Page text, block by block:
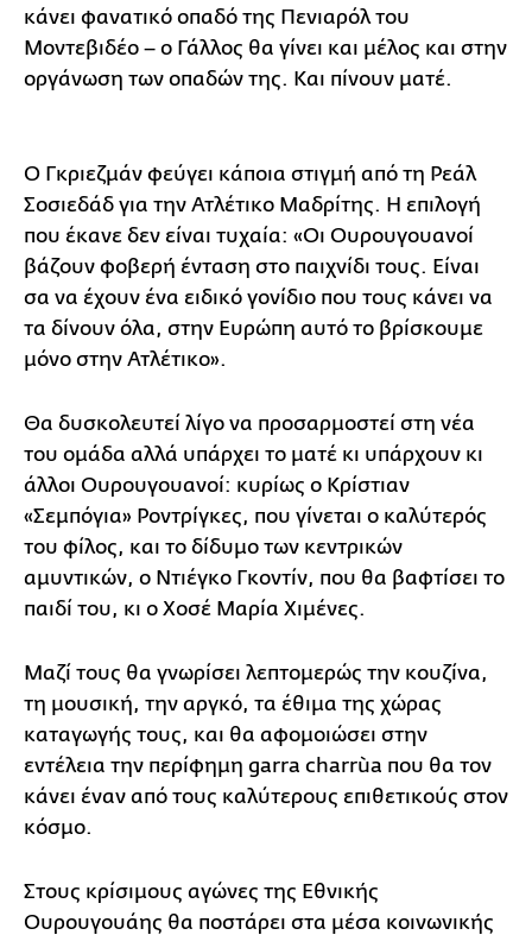
κάνει φανατικό οπαδό της Πενιαρόλ του
Μοντεβιδέο – ο Γάλλος θα γίνει και μέλος και στην
οργάνωση των οπαδών της. Και πίνουν ματέ.
Ο Γκριεζμάν φεύγει κάποια στιγμή από τη Ρεάλ
Σοσιεδάδ για την Ατλέτικο Μαδρίτης. Η επιλογή
που έκανε δεν είναι τυχαία: «Οι Ουρουγουανοί
βάζουν φοβερή ένταση στο παιχνίδι τους. Είναι
σα να έχουν ένα ειδικό γονίδιο που τους κάνει να
τα δίνουν όλα, στην Ευρώπη αυτό το βρίσκουμε
μόνο στην Ατλέτικο».
Θα δυσκολευτεί λίγο να προσαρμοστεί στη νέα
του ομάδα αλλά υπάρχει το ματέ κι υπάρχουν κι
άλλοι Ουρουγουανοί: κυρίως ο Κρίστιαν
«Σεμπόγια» Ροντρίγκες, που γίνεται ο καλύτερός
του φίλος, και το δίδυμο των κεντρικών
αμυντικών, ο Ντιέγκο Γκοντίν, που θα βαφτίσει το
παιδί του, κι ο Χοσέ Μαρία Χιμένες.
Μαζί τους θα γνωρίσει λεπτομερώς την κουζίνα,
τη μουσική, την αργκό, τα έθιμα της χώρας
καταγωγής τους, και θα αφομοιώσει στην
εντέλεια την περίφημη garra charrùa που θα τον
κάνει έναν από τους καλύτερους επιθετικούς στον
κόσμο.
Στους κρίσιμους αγώνες της Εθνικής
Ουρουγουάης θα ποστάρει στα μέσα κοινωνικής